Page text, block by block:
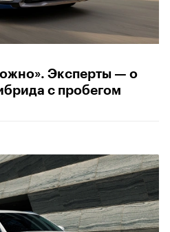
Эксперты — о
с пробегом